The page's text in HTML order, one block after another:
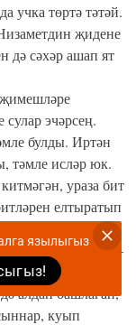
учка төртә тәтәй.
җидене
дә сәхәр ашап ят
эчәрсең.
булды. Иртән
тәмле исләр юк.
ураза бит
ел­тыратып
тиеш. Авыз сулары
Бүген —
санармын.
алдан башлаган,
куып
язылыгыз